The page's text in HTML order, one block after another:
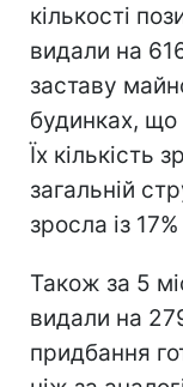
кількості
видали на
заставу
будинках, що
Їх кількість
загальній
зросла із
Також за 5
видали на
придбання